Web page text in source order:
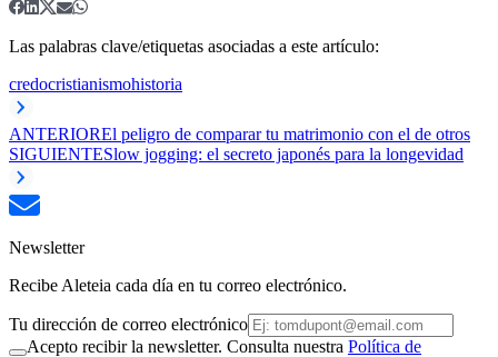
Las palabras clave/etiquetas asociadas a este artículo:
credocristianismohistoria
ANTERIOREl peligro de comparar tu matrimonio con el de otros
SIGUIENTESlow jogging: el secreto japonés para la longevidad
Newsletter
Recibe Aleteia cada día en tu correo electrónico.
Tu dirección de correo electrónico
Acepto recibir la newsletter. Consulta nuestra Política de